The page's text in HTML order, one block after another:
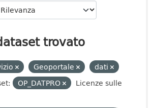
trovato
Geoportale
dati
OP_DATPRO
Licenze sulle